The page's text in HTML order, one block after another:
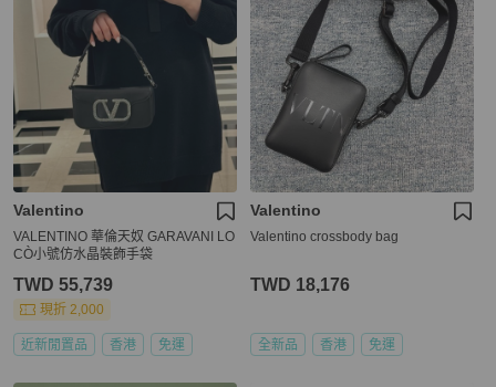
Valentino
VALENTINO 華倫天奴 GARAVANI LO
CÒ小號仿水晶裝飾手袋
TWD 55,739
現折 2,000
近新閒置品 香港 免運
Valentino
Valentino crossbody bag
TWD 18,176
全新品 香港 免運